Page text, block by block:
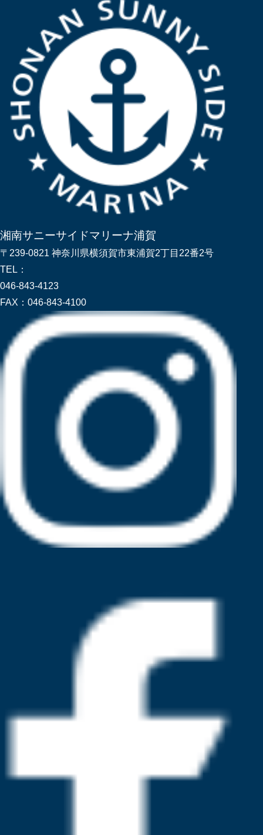
湘南サニーサイドマリーナ浦賀
〒239-0821 神奈川県横須賀市東浦賀2丁目22番2号
TEL：
046-843-4123
FAX： 046-843-4100